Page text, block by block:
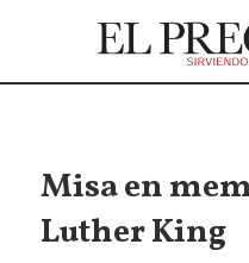
Misa en
Luther King